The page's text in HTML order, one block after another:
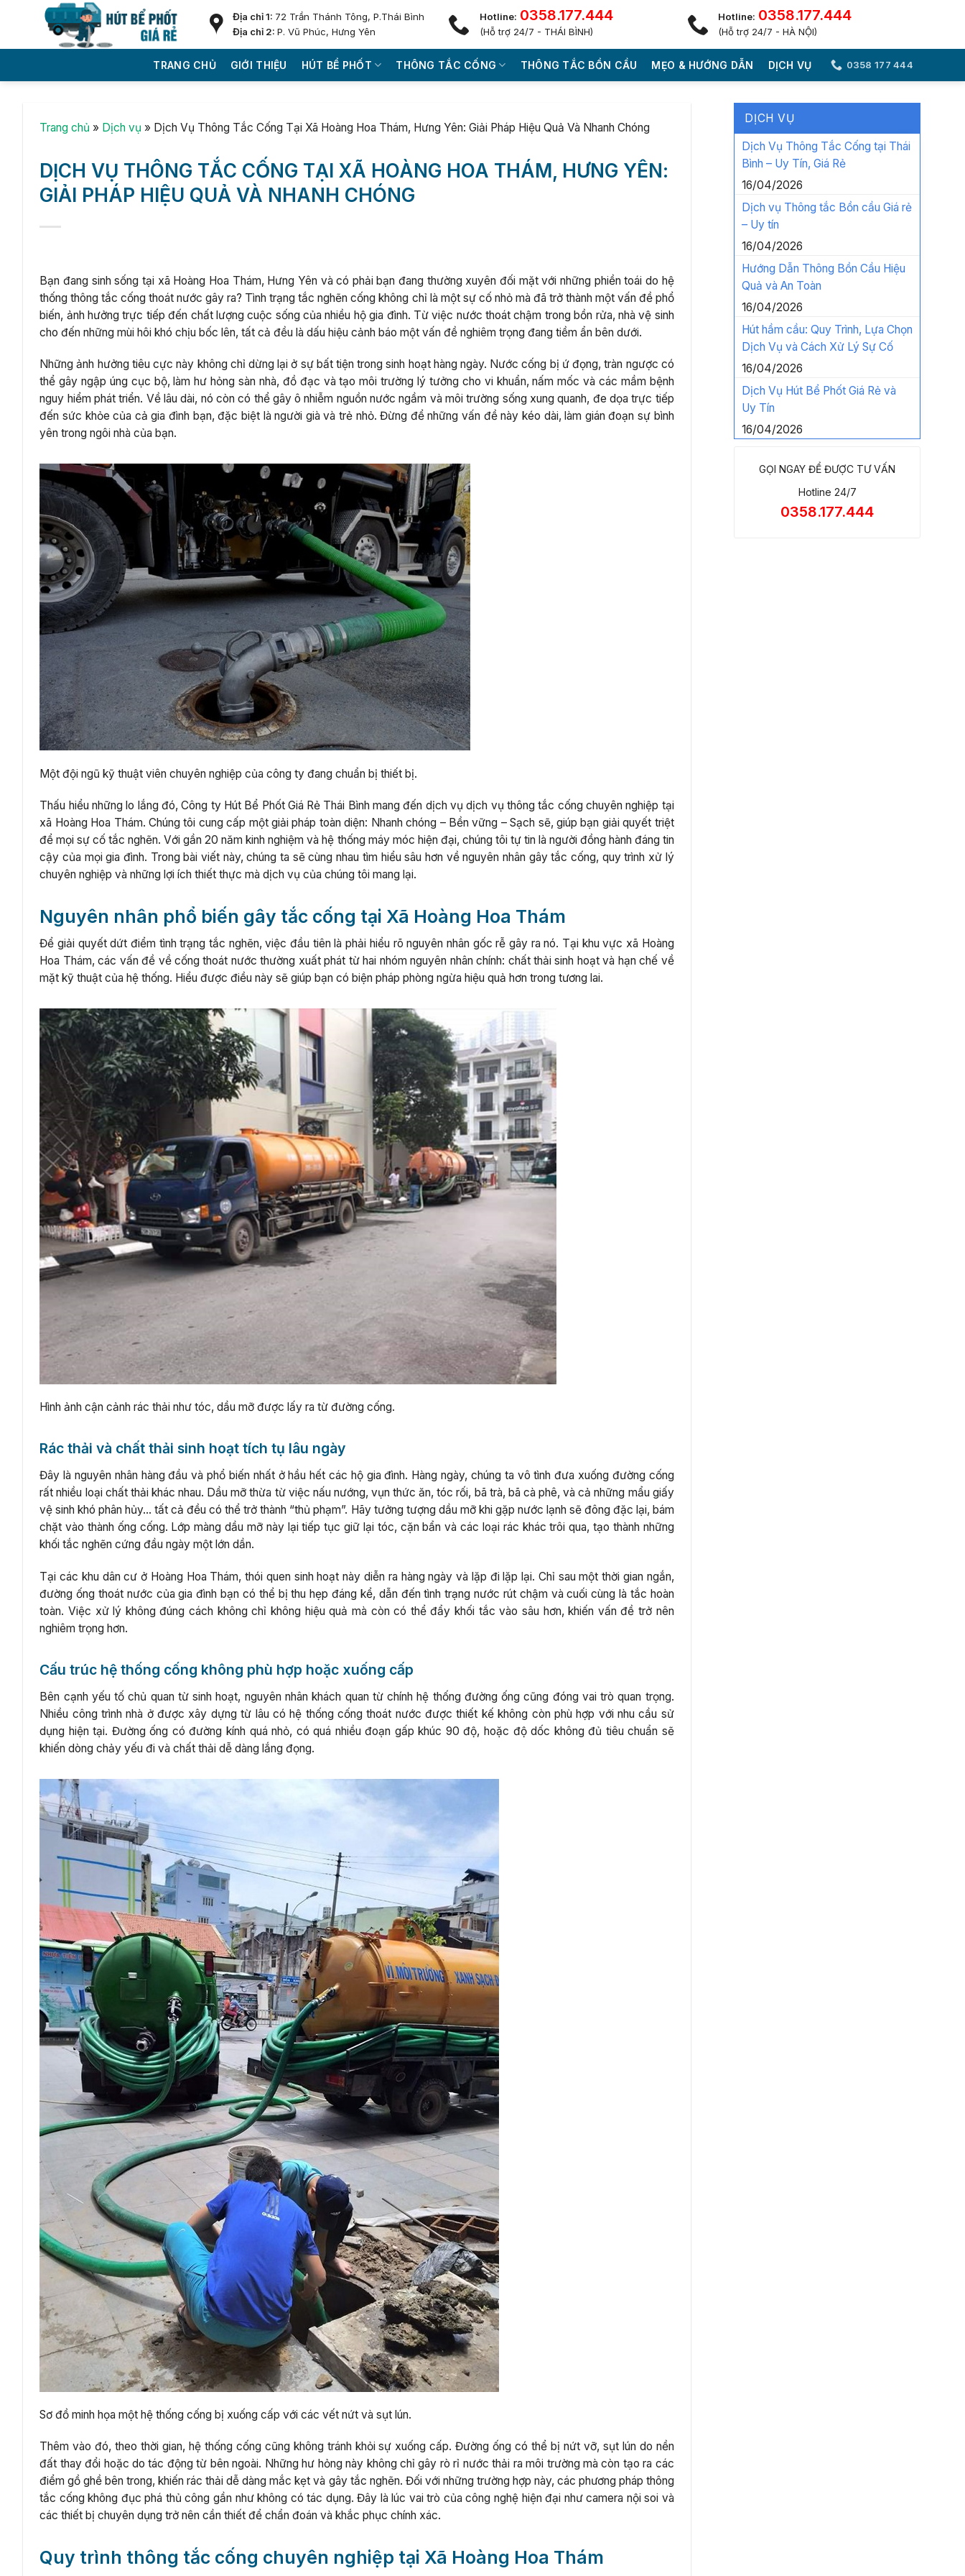
Địa chỉ 1: 72 Trần Thánh Tông, P.Thái Bình
Địa chỉ 2:P. Vũ Phúc, Hưng Yên
Hotline: 0358.177.444
(Hỗ trợ 24/7 - THÁI BÌNH)
Hotline: 0358.177.444
(Hỗ trợ 24/7 - HÀ NỘI)
TRANG CHỦ GIỚI THIỆU HÚT BỂ PHỐT THÔNG TẮC CỐNG THÔNG TẮC BỒN CẦU MẸO & HƯỚNG DẪN DỊCH VỤ 0358 177 444
Trang chủ » Dịch vụ » Dịch Vụ Thông Tắc Cống Tại Xã Hoàng Hoa Thám, Hưng Yên: Giải Pháp Hiệu Quả Và Nhanh Chóng
DỊCH VỤ THÔNG TẮC CỐNG TẠI XÃ HOÀNG HOA THÁM, HƯNG YÊN:
GIẢI PHÁP HIỆU QUẢ VÀ NHANH CHÓNG
Bạn đang sinh sống tại xã Hoàng Hoa Thám, Hưng Yên và có phải bạn đang thường xuyên đối mặt với những phiền toái do hệ
thống thông tắc cống thoát nước gây ra? Tình trạng tắc nghẽn cống không chỉ là một sự cố nhỏ mà đã trở thành một vấn đề phổ
biến, ảnh hưởng trực tiếp đến chất lượng cuộc sống của nhiều hộ gia đình. Từ việc nước thoát chậm trong bồn rửa, nhà vệ sinh
cho đến những mùi hôi khó chịu bốc lên, tất cả đều là dấu hiệu cảnh báo một vấn đề nghiêm trọng đang tiềm ẩn bên dưới.
Những ảnh hưởng tiêu cực này không chỉ dừng lại ở sự bất tiện trong sinh hoạt hàng ngày. Nước cống bị ứ đọng, tràn ngược có
thể gây ngập úng cục bộ, làm hư hỏng sàn nhà, đồ đạc và tạo môi trường lý tưởng cho vi khuẩn, nấm mốc và các mầm bệnh
nguy hiểm phát triển. Về lâu dài, nó còn có thể gây ô nhiễm nguồn nước ngầm và môi trường sống xung quanh, đe dọa trực tiếp
đến sức khỏe của cả gia đình bạn, đặc biệt là người già và trẻ nhỏ. Đừng để những vấn đề này kéo dài, làm gián đoạn sự bình
yên trong ngôi nhà của bạn.
Một đội ngũ kỹ thuật viên chuyên nghiệp của công ty đang chuẩn bị thiết bị.
Thấu hiểu những lo lắng đó, Công ty Hút Bể Phốt Giá Rẻ Thái Bình mang đến dịch vụ dịch vụ thông tắc cống chuyên nghiệp tại
xã Hoàng Hoa Thám. Chúng tôi cung cấp một giải pháp toàn diện: Nhanh chóng – Bền vững – Sạch sẽ, giúp bạn giải quyết triệt
để mọi sự cố tắc nghẽn. Với gần 20 năm kinh nghiệm và hệ thống máy móc hiện đại, chúng tôi tự tin là người đồng hành đáng tin
cậy của mọi gia đình. Trong bài viết này, chúng ta sẽ cùng nhau tìm hiểu sâu hơn về nguyên nhân gây tắc cống, quy trình xử lý
chuyên nghiệp và những lợi ích thiết thực mà dịch vụ của chúng tôi mang lại.
Nguyên nhân phổ biến gây tắc cống tại Xã Hoàng Hoa Thám
Để giải quyết dứt điểm tình trạng tắc nghẽn, việc đầu tiên là phải hiểu rõ nguyên nhân gốc rễ gây ra nó. Tại khu vực xã Hoàng
Hoa Thám, các vấn đề về cống thoát nước thường xuất phát từ hai nhóm nguyên nhân chính: chất thải sinh hoạt và hạn chế về
mặt kỹ thuật của hệ thống. Hiểu được điều này sẽ giúp bạn có biện pháp phòng ngừa hiệu quả hơn trong tương lai.
Hình ảnh cận cảnh rác thải như tóc, dầu mỡ được lấy ra từ đường cống.
Rác thải và chất thải sinh hoạt tích tụ lâu ngày
Đây là nguyên nhân hàng đầu và phổ biến nhất ở hầu hết các hộ gia đình. Hàng ngày, chúng ta vô tình đưa xuống đường cống
rất nhiều loại chất thải khác nhau. Dầu mỡ thừa từ việc nấu nướng, vụn thức ăn, tóc rối, bã trà, bã cà phê, và cả những mẩu giấy
vệ sinh khó phân hủy… tất cả đều có thể trở thành “thủ phạm”. Hãy tưởng tượng dầu mỡ khi gặp nước lạnh sẽ đông đặc lại, bám
chặt vào thành ống cống. Lớp màng dầu mỡ này lại tiếp tục giữ lại tóc, cặn bẩn và các loại rác khác trôi qua, tạo thành những
khối tắc nghẽn cứng đầu ngày một lớn dần.
Tại các khu dân cư ở Hoàng Hoa Thám, thói quen sinh hoạt này diễn ra hàng ngày và lặp đi lặp lại. Chỉ sau một thời gian ngắn,
đường ống thoát nước của gia đình bạn có thể bị thu hẹp đáng kể, dẫn đến tình trạng nước rút chậm và cuối cùng là tắc hoàn
toàn. Việc xử lý không đúng cách không chỉ không hiệu quả mà còn có thể đẩy khối tắc vào sâu hơn, khiến vấn đề trở nên
nghiêm trọng hơn.
Cấu trúc hệ thống cống không phù hợp hoặc xuống cấp
Bên cạnh yếu tố chủ quan từ sinh hoạt, nguyên nhân khách quan từ chính hệ thống đường ống cũng đóng vai trò quan trọng.
Nhiều công trình nhà ở được xây dựng từ lâu có hệ thống cống thoát nước được thiết kế không còn phù hợp với nhu cầu sử
dụng hiện tại. Đường ống có đường kính quá nhỏ, có quá nhiều đoạn gấp khúc 90 độ, hoặc độ dốc không đủ tiêu chuẩn sẽ
khiến dòng chảy yếu đi và chất thải dễ dàng lắng đọng.
Sơ đồ minh họa một hệ thống cống bị xuống cấp với các vết nứt và sụt lún.
Thêm vào đó, theo thời gian, hệ thống cống cũng không tránh khỏi sự xuống cấp. Đường ống có thể bị nứt vỡ, sụt lún do nền
đất thay đổi hoặc do tác động từ bên ngoài. Những hư hỏng này không chỉ gây rò rỉ nước thải ra môi trường mà còn tạo ra các
điểm gồ ghề bên trong, khiến rác thải dễ dàng mắc kẹt và gây tắc nghẽn. Đối với những trường hợp này, các phương pháp thông
tắc cống không đục phá thủ công gần như không có tác dụng. Đây là lúc vai trò của công nghệ hiện đại như camera nội soi và
các thiết bị chuyên dụng trở nên cần thiết để chẩn đoán và khắc phục chính xác.
Quy trình thông tắc cống chuyên nghiệp tại Xã Hoàng Hoa Thám
DỊCH VỤ
Dịch Vụ Thông Tắc Cống tại Thái
Bình – Uy Tín, Giá Rẻ
16/04/2026
Dịch vụ Thông tắc Bồn cầu Giá rẻ
– Uy tín
16/04/2026
Hướng Dẫn Thông Bồn Cầu Hiệu
Quả và An Toàn
16/04/2026
Hút hầm cầu: Quy Trình, Lựa Chọn
Dịch Vụ và Cách Xử Lý Sự Cố
16/04/2026
Dịch Vụ Hút Bể Phốt Giá Rẻ và
Uy Tín
16/04/2026
GỌI NGAY ĐỂ ĐƯỢC TƯ VẤN
Hotline 24/7
0358.177.444